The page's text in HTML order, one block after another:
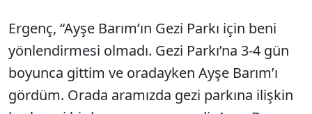
Ergenç, “Ayşe Barım’ın Gezi Parkı için beni
yönlendirmesi olmadı. Gezi Parkı’na 3-4 gün
boyunca gittim ve oradayken Ayşe Barım’ı
gördüm. Orada aramızda gezi parkına ilişkin